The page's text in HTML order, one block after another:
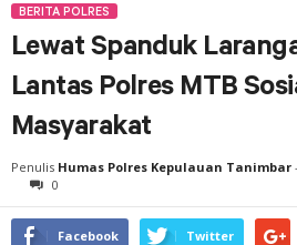
BERITA POLRES
Lewat Spanduk
Lantas Polres MTB
Masyarakat
Penulis Humas Polres Kepulauan Tanimbar -
0
Facebook Twitter